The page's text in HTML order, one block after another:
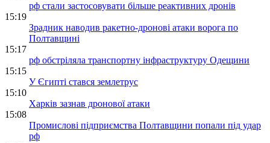
рф стали застосовувати більше реактивних дронів
15:19
Зрадник наводив ракетно-дронові атаки ворога по
Полтавщині
15:17
рф обстріляла транспортну інфраструктуру Одещини
15:15
У Єгипті стався землетрус
15:10
Харків зазнав дронової атаки
15:08
Промислові підприємства Полтавщини попали під удар
рф